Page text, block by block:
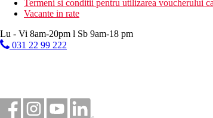
Termeni si conditii pentru utilizarea voucherului
Vacante in rate
Lu - Vi 8am-20pm l Sb 9am-18 pm
031 22 99 222